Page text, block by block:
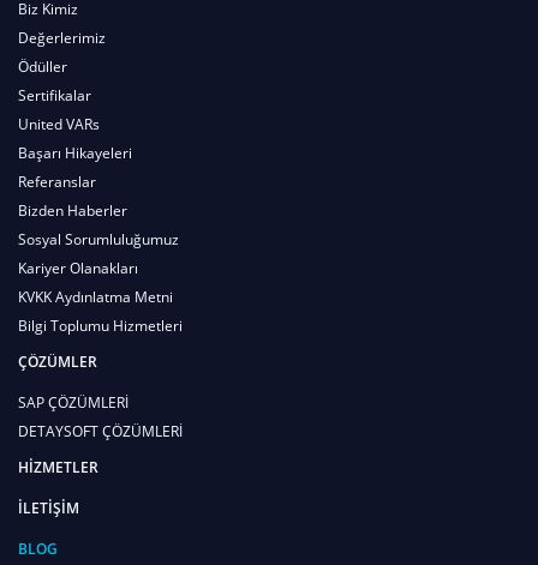
Biz Kimiz
Değerlerimiz
Ödüller
Sertifikalar
United VARs
Başarı Hikayeleri
Referanslar
Bizden Haberler
Sosyal Sorumluluğumuz
Kariyer Olanakları
KVKK Aydınlatma Metni
Bilgi Toplumu Hizmetleri
ÇÖZÜMLER
SAP ÇÖZÜMLERİ
DETAYSOFT ÇÖZÜMLERİ
HİZMETLER
İLETİŞİM
BLOG